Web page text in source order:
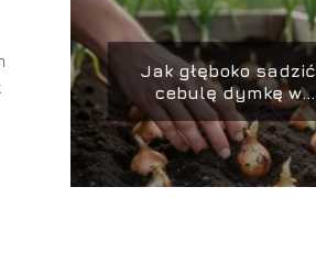
Jak głęboko sadzić
cebulę dymkę w
ogródku?